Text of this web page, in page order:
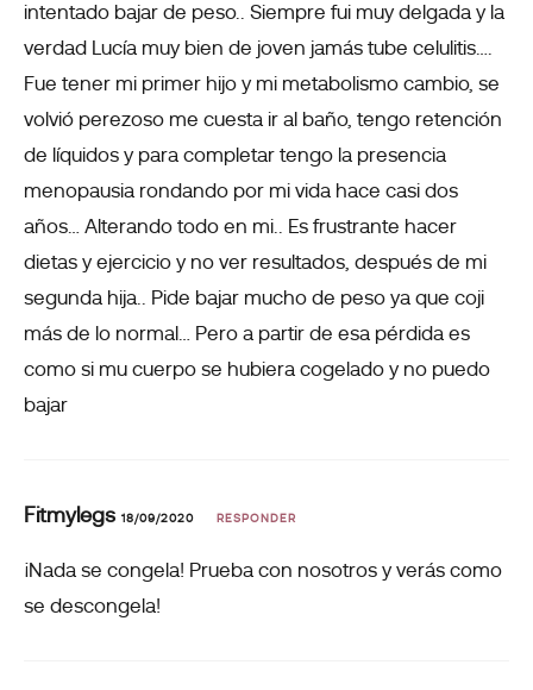
intentado bajar de peso.. Siempre fui muy delgada y la
verdad Lucía muy bien de joven jamás tube celulitis….
Fue tener mi primer hijo y mi metabolismo cambio, se
volvió perezoso me cuesta ir al baño, tengo retención
de líquidos y para completar tengo la presencia
menopausia rondando por mi vida hace casi dos
años… Alterando todo en mi.. Es frustrante hacer
dietas y ejercicio y no ver resultados, después de mi
segunda hija.. Pide bajar mucho de peso ya que coji
más de lo normal… Pero a partir de esa pérdida es
como si mu cuerpo se hubiera cogelado y no puedo
bajar
Fitmylegs 18/09/2020 RESPONDER
¡Nada se congela! Prueba con nosotros y verás como
se descongela!